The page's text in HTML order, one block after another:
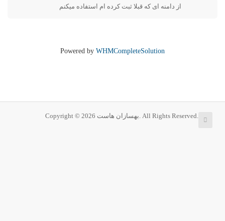
از دامنه ای که قبلا ثبت کرده ام استفاده میکنم
Powered by WHMCompleteSolution
Copyright © 2026 بهسازان هاست. All Rights Reserved.